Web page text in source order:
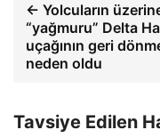
← Yolcuların
“yağmuru” Delta
uçağının geri
neden oldu
Tavsiye Edilen